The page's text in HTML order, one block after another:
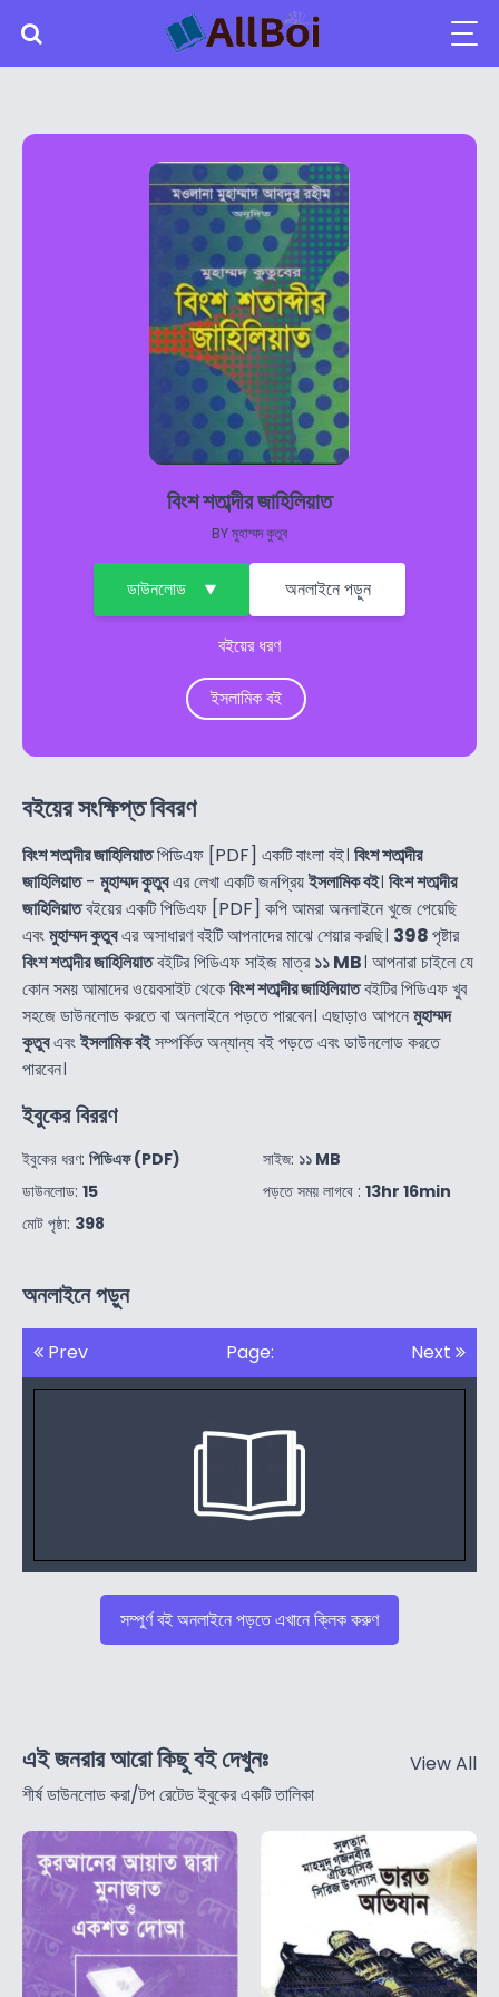
বিংশ শতাব্দীর জাহিলিয়াত
BYমুহাম্মদ কুতুব
ডাউনলোড অনলাইনে পড়ুন
বইয়ের ধরণ
ইসলামিক বই
বইয়ের সংক্ষিপ্ত বিবরণ
বিংশ শতাব্দীর জাহিলিয়াতপিডিএফ [PDF] একটি বাংলা বই। বিংশ শতাব্দীর
জাহিলিয়াত- মুহাম্মদ কুতুবএর লেখা একটি জনপ্রিয়ইসলামিক বই। বিংশ শতাব্দীর
জাহিলিয়াতবইয়ের একটি পিডিএফ [PDF] কপি আমরা অনলাইনে খুজে পেয়েছি
এবংমুহাম্মদ কুতুবএর অসাধারণ বইটি আপনাদের মাঝে শেয়ার করছি। 398পৃষ্টার
বিংশ শতাব্দীর জাহিলিয়াতবইটির পিডিএফ সাইজ মাত্র১১ MB। আপনারা চাইলে যে
কোন সময় আমাদের ওয়েবসাইট থেকেবিংশ শতাব্দীর জাহিলিয়াতবইটির পিডিএফ খুব
সহজে ডাউনলোড করতে বা অনলাইনে পড়তে পারবেন। এছাড়াও আপনেমুহাম্মদ
কুতুবএবংইসলামিক বইসম্পর্কিত অন্যান্য বই পড়তে এবং ডাউনলোড করতে
পারবেন।
ইবুকের বিররণ
ইবুকের ধরণ: পিডিএফ (PDF)
ডাউনলোড: 15
মোট পৃষ্ঠা: 398
সাইজ: ১১ MB
পড়তে সময় লাগবে : 13hr 16min
অনলাইনে পড়ুন
Prev Page: Next
সম্পুর্ণ বই অনলাইনে পড়তে এখানে ক্লিক করুণ
এই জনরার আরো কিছু বই দেখুনঃ
শীর্ষ ডাউনলোড করা/টপ রেটেড ইবুকের একটি তালিকা
View All